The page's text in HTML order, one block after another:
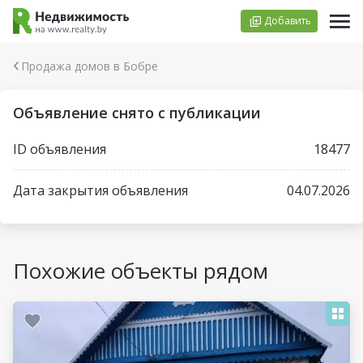
Добавить
Продажа домов в Бобре
Объявление снято с публикации
ID объявления 18477
Дата закрытия объявления 04.07.2026
Похожие объекты рядом